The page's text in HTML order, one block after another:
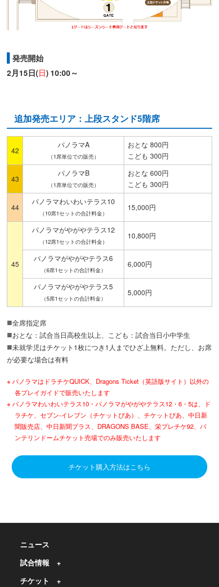
発売開始
2月15日(日) 10:00～
追加発売エリア：上段スタンド5階席
42
パノラマA
（1席単位での販売）
おとな 800円
こども 300円
43
パノラマB
（1席単位での販売）
おとな 600円
こども 300円
44
パノラマわいわいテラス10
（10席1セットの合計料金）
15,000円
45
パノラマがやがやテラス12
（12席1セットの合計料金）
10,800円
パノラマがやがやテラス6
（6席1セットの合計料金）
6,000円
パノラマがやがやテラス5
（5席1セットの合計料金）
5,000円
全席指定席
おとな：試合当日高校生以上、こども：試合当日小中学生
未就学児はチケット1枚につき1人までひざ上無料。ただし、お席
が必要な場合は有料
パノラマはドラチケQUICK、Dragons Ticket（英語版サイト）以外の
各プレイガイドで販売いたします
パノラマわいわいテラス10・パノラマがやがやテラス12・6・5は、ド
ラチケ、セブン-イレブン（チケットぴあ）、チケットぴあ、中日新
聞販売店、中日新聞プラス、DRAGONS BASE、栄プレチケ92、バ
ンテリンドームチケット売場でのみ販売いたします
チケット購入方法はこちら
ニュース
試合情報
チケット